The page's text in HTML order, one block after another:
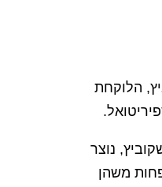
הלוקחת
נוצר
משהן